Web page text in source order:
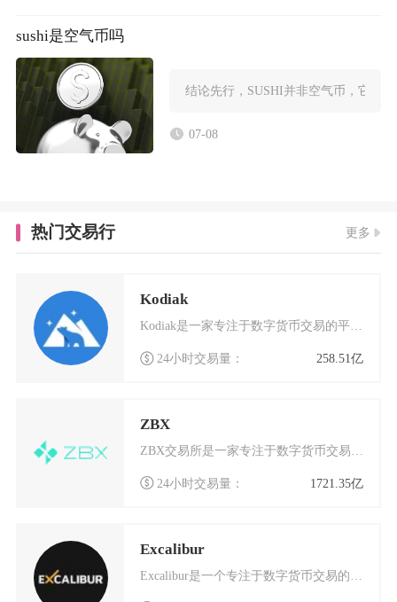
sushi是空气币吗
结论先行，SUSHI并非空气币，它是
07-08
热门交易行 更多
Kodiak
Kodiak是一家专注于数字货币交易的平台，近年来在加密货币领域逐渐崭露头角。这个交易平台
24小时交易量： 258.51亿
ZBX
24小时交易量： 1721.35亿
Excalibur